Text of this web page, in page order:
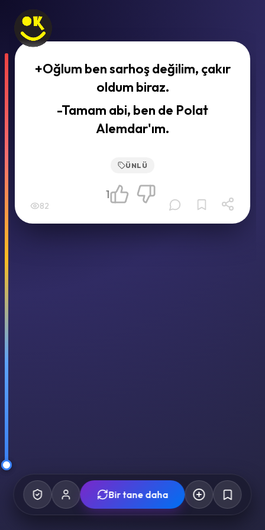
+Oğlum ben sarhoş değilim, çakır
oldum biraz.
-Tamam abi, ben de Polat
Alemdar'ım.
ÜNLÜ
82
1
Bir tane daha